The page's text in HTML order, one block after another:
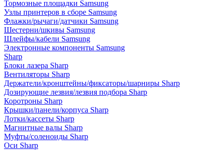
Тормозные площадки Samsung
Узлы принтеров в сборе Samsung
Флажки/рычаги/датчики Samsung
Шестерни/шкивы Samsung
Шлейфы/кабели Samsung
Электронные компоненты Samsung
Sharp
Блоки лазера Sharp
Вентиляторы Sharp
Держатели/кронштейны/фиксаторы/шарниры Sharp
Дозирующие лезвия/лезвия подбора Sharp
Коротроны Sharp
Крышки/панели/корпуса Sharp
Лотки/кассеты Sharp
Магнитные валы Sharp
Муфты/соленоиды Sharp
Оси Sharp